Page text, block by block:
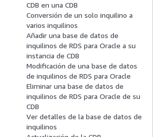
CDB en una CDB
Conversión de un solo inquilino a
varios inquilinos
Añadir una base de datos de
inquilinos de RDS para Oracle a su
instancia de CDB
Modificación de una base de datos
de inquilinos de RDS para Oracle
Eliminar una base de datos de
inquilinos de RDS para Oracle de su
CDB
Ver detalles de la base de datos de
inquilinos